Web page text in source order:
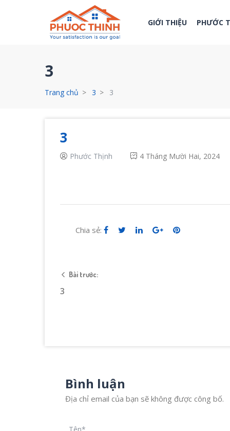
GIỚI THIỆU PHƯỚC
3
Trang chủ 3 3
3
Phước Thịnh 4 Tháng Mười Hai, 2024
Chia sẻ:
Bài trước:
3
Bình luận
Địa chỉ email của bạn sẽ không được công bố.